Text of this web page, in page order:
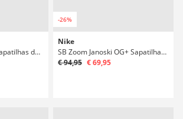
Air Max Ishod Prm Sapatilhas de Skate
-26%
Nike
SB Zoom Janoski OG+ Sapatilhas de Skate
€ 94,95 € 69,95